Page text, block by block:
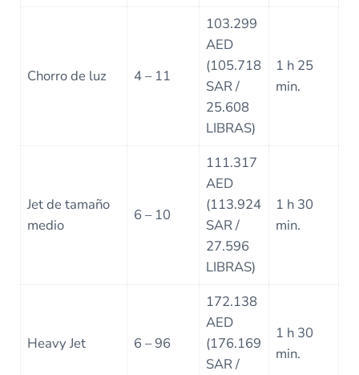
Chorro de luz 4 – 11
103.299
AED
(105.718
SAR /
25.608
LIBRAS)
1 h 25
min.
Jet de tamaño
medio
6 – 10
111.317
AED
(113.924
SAR /
27.596
LIBRAS)
1 h 30
min.
Heavy Jet 6 – 96
172.138
AED
(176.169
SAR /
1 h 30
min.